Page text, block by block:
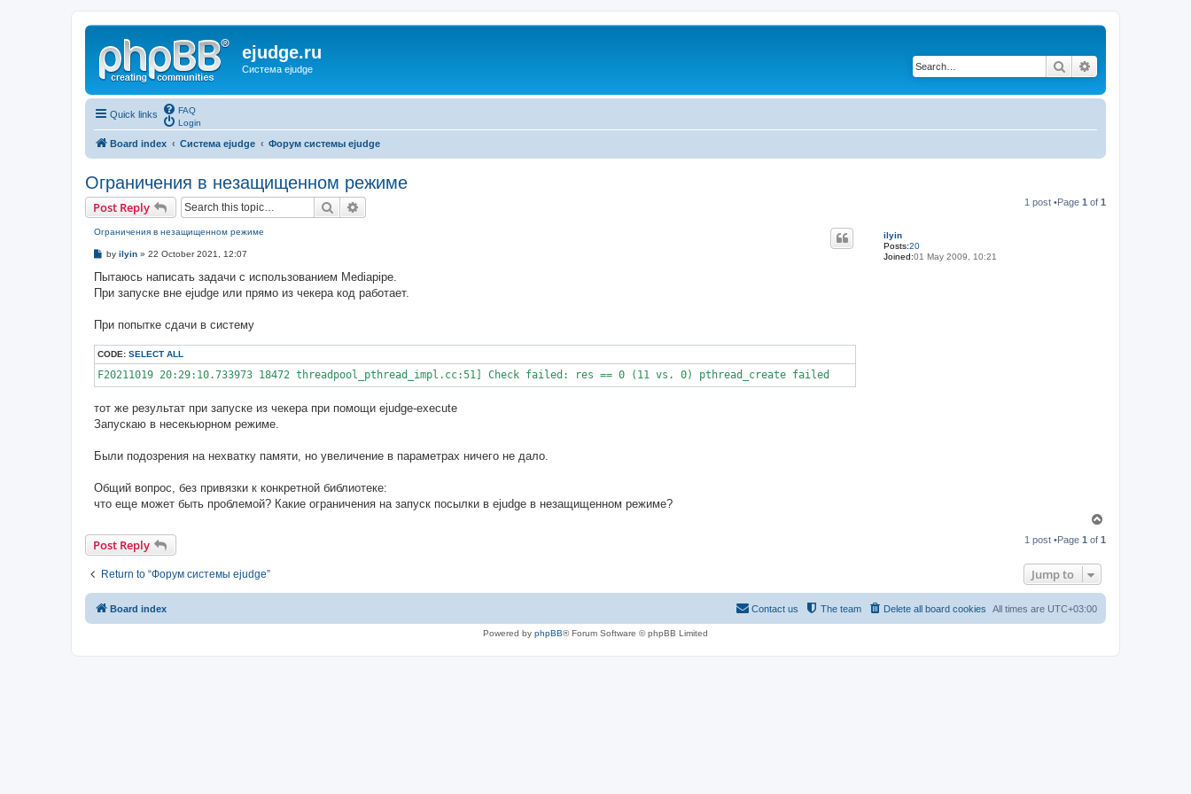
ejudge.ru
Система ejudge Search
Quick links
FAQ
Login
Board index Система ejudge Форум системы ejudge
Ограничения в незащищенном режиме
Post Reply Search 1 post •Page 1 of 1
ilyin
Posts:20
Joined:01 May 2009, 10:21
Ограничения в незащищенном режиме
P
s
by ilyin » 22 October 2021, 12:07
Пытаюсь написать задачи с использованием Mediapipe.
При запуске вне ejudge или прямо из чекера код работает.
При попытке сдачи в систему
CODE: SELECT ALL
F20211019 20:29:10.733973 18472 threadpool_pthread_impl.cc:51] Check failed: res == 0 (11 vs. 0) pthread_create failed
тот же результат при запуске из чекера при помощи ejudge-execute
Запускаю в несекьюрном режиме.
Были подозрения на нехватку памяти, но увеличение в параметрах ничего не дало.
Общий вопрос, без привязки к конкретной библиотеке:
что еще может быть проблемой? Какие ограничения на запуск посылки в ejudge в незащищенном режиме?
p
Post Reply 1 post •Page 1 of 1
Return to “Форум системы ejudge” Jump to
Board index All times are UTC+03:00
Delete all board cookies
The team
Contact us
Powered by phpBB® Forum Software © phpBB Limited